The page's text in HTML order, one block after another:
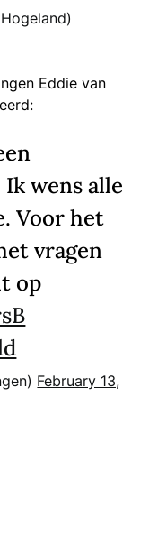
Eddie van
wens alle
Voor het
vragen
op
February 13,